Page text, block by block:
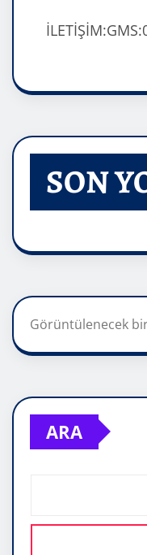
SON
Görüntülenecek
ARA